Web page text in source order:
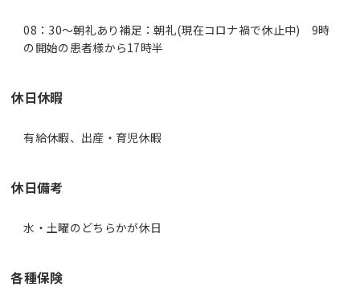
08：30～朝礼あり補足：朝礼(現在コロナ禍で休止中) 9時
休日休暇
有給休暇、出産・育児休暇
休日備考
水・土曜のどちらかが休日
各種保険